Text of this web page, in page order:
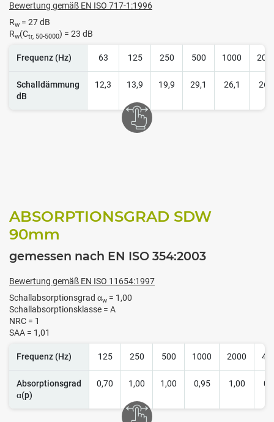
Bewertung gemäß EN ISO 717-1:1996
Rw = 27 dB
Rw(Ctr, 50-5000) = 23 dB
Frequenz (Hz) 63 125 250 500 1000
Schalldämmung
dB
12,3 13,9 19,9 29,1 26,1
ABSORPTIONSGRAD SDW
90mm
gemessen nach EN ISO 354:2003
Bewertung gemäß EN ISO 11654:1997
Schallabsorptionsgrad αw = 1,00
Schallabsorptionsklasse = A
NRC = 1
SAA = 1,01
Frequenz (Hz) 125 250 500 1000 2000
Absorptionsgrad
α(p)
0,70 1,00 1,00 0,95 1,00